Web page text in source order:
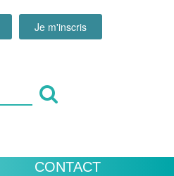
Je m'inscris
CONTACT